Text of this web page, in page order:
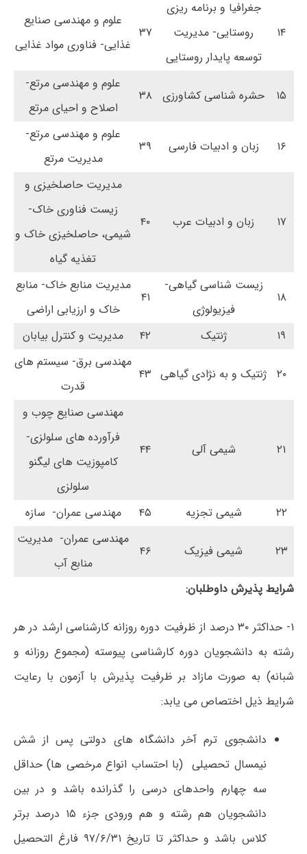
۱۴
جغرافیا و برنامه ریزی
روستایی- مدیریت
توسعه پایدار روستایی
۳۷
علوم و مهندسی صنایع
غذایی- فناوری مواد غذایی
۱۵ حشره شناسی کشاورزی ۳۸
علوم و مهندسی مرتع-
اصلاح و احیای مرتع
۱۶ زبان و ادبیات فارسی ۳۹
علوم و مهندسی مرتع-
مدیریت مرتع
۱۷ زبان و ادبیات عرب ۴۰
مدیریت حاصلخیزی و
زیست فناوری خاک-
شیمی، حاصلخیزی خاک و
تغذیه گیاه
۱۸
زیست شناسی گیاهی-
فیزیولوژی
۴۱
مدیریت منابع خاک- منابع
خاک و ارزیابی اراضی
۱۹
ژنتیک ۴۲ مدیریت و کنترل بیابان
۲۰ ژنتیک و به نژادی گیاهی ۴۳
مهندسی برق- سیستم های
قدرت
۲۱ شیمی آلی ۴۴
مهندسی صنایع چوب و
فرآورده های سلولزی-
کامپوزیت های لیگنو
سلولزی
۲۲
شیمی تجزیه ۴۵ مهندسی عمران- سازه
۲۳ شیمی فیزیک ۴۶
مهندسی عمران- مدیریت
منابع آب
شرایط پذیرش داوطلبان:
۱- حداکثر ۳۰ درصد از ظرفیت دوره روزانه کارشناسی ارشد در هر
رشته به دانشجویان دوره کارشناسی پیوسته (مجموع روزانه و
شبانه) به صورت مازاد بر ظرفیت پذیرش با آزمون با رعایت
شرایط ذیل اختصاص می یابد:
دانشجوی ترم آخر دانشگاه های دولتی پس از شش
نیمسال تحصیلی (با احتساب انواع مرخصی­ ها) حداقل
سه چهارم واحدهای درسی را گذرانده باشد و در بین
دانشجویان هم رشته و هم ورودی جزء ۱۵ درصد برتر
کلاس باشد و حداکثر تا تاریخ ۹۷/۶/۳۱ فارغ التحصیل